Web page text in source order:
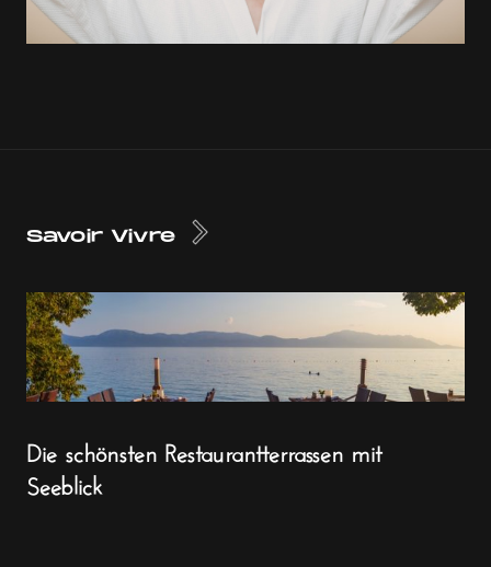
Savoir Vivre
Die schönsten Restaurantterrassen mit
Seeblick